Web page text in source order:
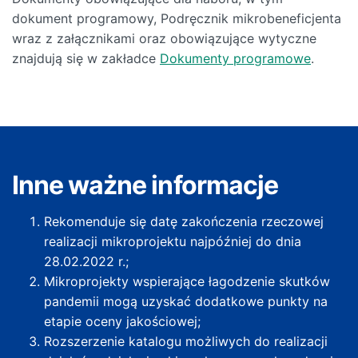
dokument programowy, Podręcznik mikrobeneficjenta
wraz z załącznikami oraz obowiązujące wytyczne
znajdują się w zakładce Dokumenty programowe.
Inne ważne informacje
Rekomenduje się datę zakończenia rzeczowej
realizacji mikroprojektu najpóźniej do dnia
28.02.2022 r.;
Mikroprojekty wspierające łagodzenie skutków
pandemii mogą uzyskać dodatkowe punkty na
etapie oceny jakościowej;
Rozszerzenie katalogu możliwych do realizacji